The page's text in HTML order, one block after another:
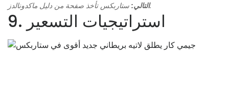
التالي:ستاربكس تأخذ صفحة من دليل ماكدونالدز.
9. استراتيجيات التسعير